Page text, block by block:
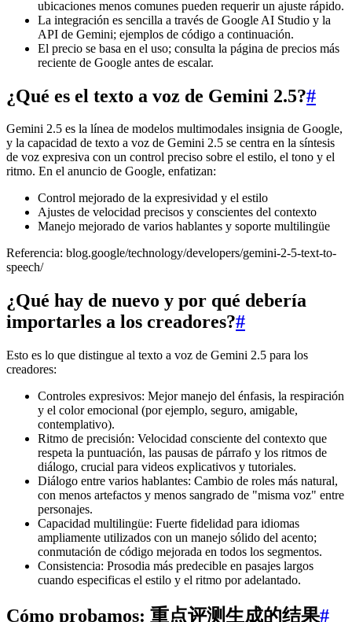
ubicaciones menos comunes pueden requerir un ajuste rápido.
La integración es sencilla a través de Google AI Studio y la
API de Gemini; ejemplos de código a continuación.
El precio se basa en el uso; consulta la página de precios más
reciente de Google antes de escalar.
¿Qué es el texto a voz de Gemini 2.5?#
Gemini 2.5 es la línea de modelos multimodales insignia de Google,
y la capacidad de texto a voz de Gemini 2.5 se centra en la síntesis
de voz expresiva con un control preciso sobre el estilo, el tono y el
ritmo. En el anuncio de Google, enfatizan:
Control mejorado de la expresividad y el estilo
Ajustes de velocidad precisos y conscientes del contexto
Manejo mejorado de varios hablantes y soporte multilingüe
Referencia: blog.google/technology/developers/gemini-2-5-text-to-
speech/
¿Qué hay de nuevo y por qué debería
importarles a los creadores?#
Esto es lo que distingue al texto a voz de Gemini 2.5 para los
creadores:
Controles expresivos: Mejor manejo del énfasis, la respiración
y el color emocional (por ejemplo, seguro, amigable,
contemplativo).
Ritmo de precisión: Velocidad consciente del contexto que
respeta la puntuación, las pausas de párrafo y los ritmos de
diálogo, crucial para videos explicativos y tutoriales.
Diálogo entre varios hablantes: Cambio de roles más natural,
con menos artefactos y menos sangrado de "misma voz" entre
personajes.
Capacidad multilingüe: Fuerte fidelidad para idiomas
ampliamente utilizados con un manejo sólido del acento;
conmutación de código mejorada en todos los segmentos.
Consistencia: Prosodia más predecible en pasajes largos
cuando especificas el estilo y el ritmo por adelantado.
Cómo probamos: 重点评测生成的结果#